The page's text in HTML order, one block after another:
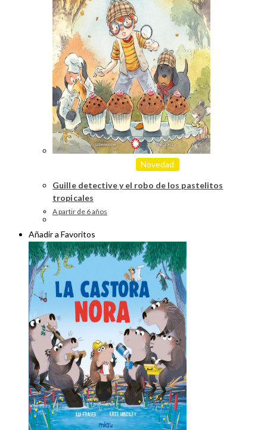
Novedad
Guille detective y el robo de los pastelitos
tropicales
A partir de 6 años
Añadir a Favoritos